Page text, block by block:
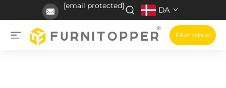
[email protected] DA
Få et tilbud